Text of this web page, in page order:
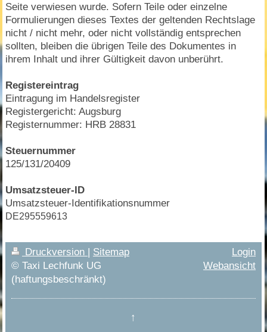
Seite verwiesen wurde. Sofern Teile oder einzelne
Formulierungen dieses Textes der geltenden Rechtslage
nicht / nicht mehr, oder nicht vollständig entsprechen
sollten, bleiben die übrigen Teile des Dokumentes in
ihrem Inhalt und ihrer Gültigkeit davon unberührt.
Registereintrag
Eintragung im Handelsregister
Registergericht: Augsburg
Registernummer: HRB 28831
Steuernummer
125/131/20409
Umsatzsteuer-ID
Umsatzsteuer-Identifikationsnummer
DE295559613
Druckversion | Sitemap
© Taxi Lechfunk UG
(haftungsbeschränkt)
Login
Webansicht
↑